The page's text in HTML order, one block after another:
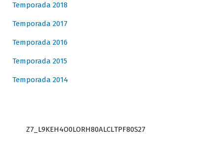
Temporada 2018
Temporada 2017
Temporada 2016
Temporada 2015
Temporada 2014
Z7_L9KEH4O0LORH80ALCLTPF80S27